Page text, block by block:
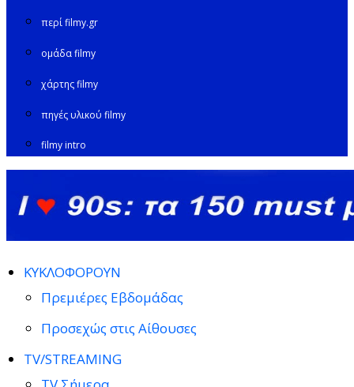
περί filmy.gr
ομάδα filmy
χάρτης filmy
πηγές υλικού filmy
filmy intro
ΚΥΚΛΟΦΟΡΟΥΝ
Πρεμιέρες Εβδομάδας
Προσεχώς στις Αίθουσες
TV/STREAMING